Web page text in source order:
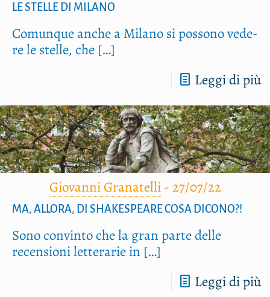
LE STELLE DI MILANO
Comun­que anche a Mila­no si pos­so­no vede­
re le stel­le, che […]
Leggi di più
Giovanni Granatelli -27/07/22
MA, ALLORA, DI SHAKESPEARE COSA DICONO?!
Sono con­vin­to che la gran par­te del­le
recen­sio­ni let­te­ra­rie in […]
Leggi di più